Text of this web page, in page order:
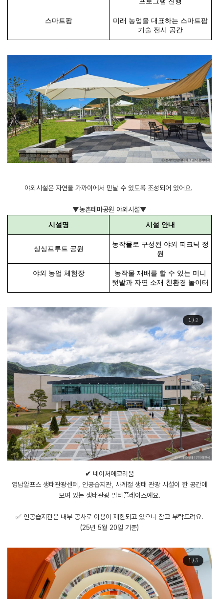
스마트팜
미래 농업을 대표하는 스마트팜
기술 전시 공간
야외시설은 자연을 가까이에서 만날 수 있도록 조성되어 있어요.
▼농촌테마공원 야외시설▼
시설명
시설 안내
싱싱프루트 공원
농작물로 구성된 야외 피크닉 정
원
야외 농업 체험장
농작물 재배를 할 수 있는 미니
텃밭과 자연 소재 친환경 놀이터
1/ 2
✔ 네이처에코리움
영남알프스 생태관광센터, 인공습지관, 사계절 생태 관광 시설이 한 공간에
모여 있는 생태관광 멀티플레이스예요.
​✅ 인공습지관은 내부 공사로 이용이 제한되고 있으니 참고 부탁드려요.
(25년 5월 20일 기준)
1/ 3